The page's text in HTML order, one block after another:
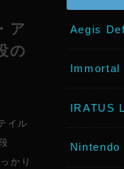
ア
の
イル
かり
Aegis
Immortal
IRATUS
Nintendo